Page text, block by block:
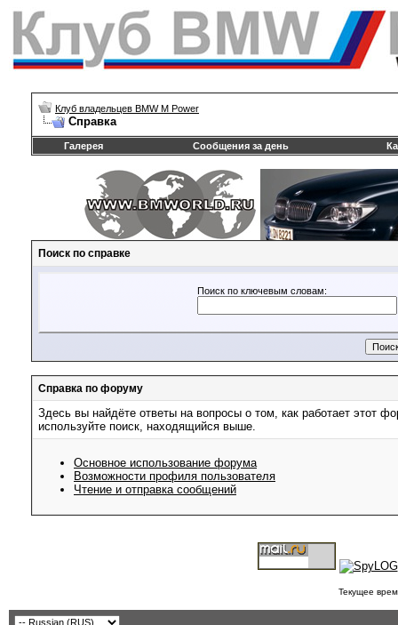
Клуб владельцев BMW M Power
Справка
Галерея Сообщения за день
Поиск по справке
Поиск по ключевым словам:
Справка по форуму
Здесь вы найдёте ответы на вопросы о том, как работает этот
используйте поиск, находящийся выше.
Основное использование форума
Возможности профиля пользователя
Чтение и отправка сообщений
Текущее